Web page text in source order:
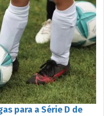
para a Série D de